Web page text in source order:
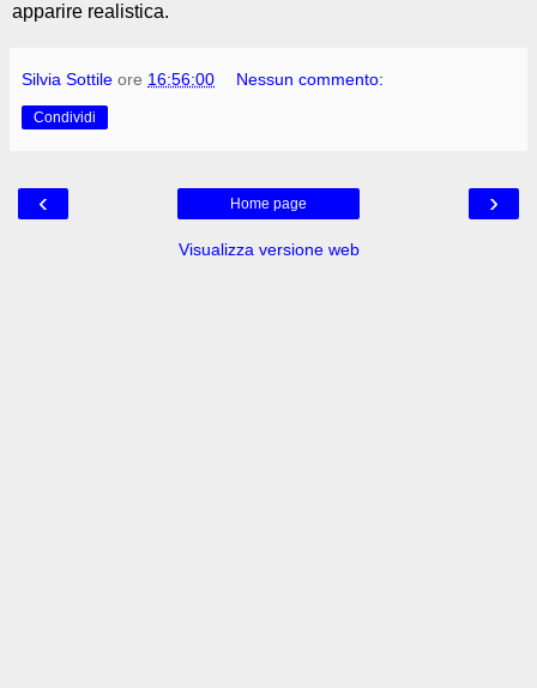
apparire realistica.
Silvia Sottile ore 16:56:00 Nessun commento:
Condividi
‹ ›
Home page
Visualizza versione web